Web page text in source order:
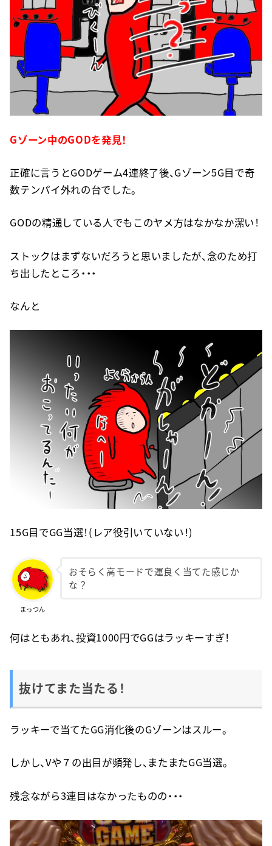
Gゾーン中のGODを発見！
正確に言うとGODゲーム4連終了後、Gゾーン5G目で奇
数テンパイ外れの台でした。
GODの精通している人でもこのヤメ方はなかなか潔い！
ストックはまずないだろうと思いましたが、念のため打
ち出したところ・・・
なんと
15G目でGG当選！(レア役引いていない！)
まっつん
おそらく高モードで運良く当てた感じか
な？
何はともあれ、投資1000円でGGはラッキーすぎ！
抜けてまた当たる！
ラッキーで当てたGG消化後のGゾーンはスルー。
しかし、Vや７の出目が頻発し、またまたGG当選。
残念ながら3連目はなかったものの・・・